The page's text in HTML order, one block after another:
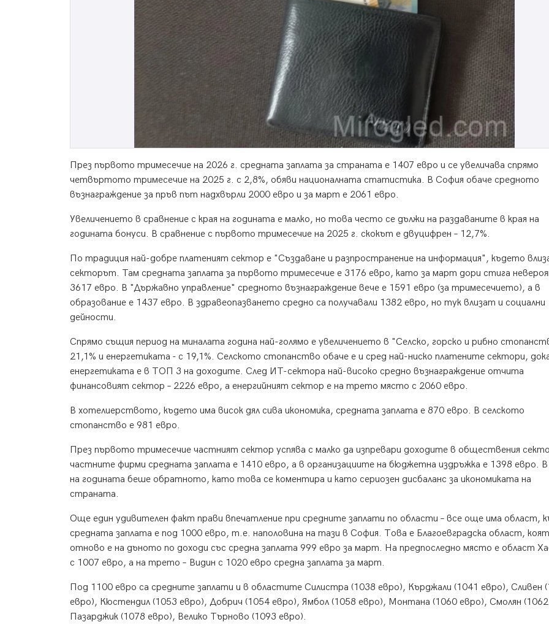
През първото тримесечие на 2026 г. средната заплата за страната e 1407 евро и се увеличава спрямо
четвъртото тримесечие на 2025 г. с 2,8%, обяви националната статистика. В София обаче средното
възнаграждение за пръв път надхвърли 2000 евро и за март е 2061 евро.
Увеличението в сравнение с края на годината е малко, но това често се дължи на раздаваните в края на
годината бонуси. В сравнение с първото тримесечие на 2025 г. скокът е двуцифрен – 12,7%.
По традиция най-добре платеният сектор е "Създаване и разпространение на информация", където
секторът. Там средната заплата за първото тримесечие е 3176 евро, като за март дори стига
3617 евро. В "Държавно управление" средното възнаграждение вече е 1591 евро (за тримесечието), а в
образование е 1437 евро. В здравеопазването средно са получавали 1382 евро, но тук влизат и социални
дейности.
Спрямо същия период на миналата година най-голямо e увеличението в "Селско, горско и рибно
21,1% и енергетиката - с 19,1%. Селското стопанство обаче е и сред най-ниско платените сектори,
енергетиката е в ТОП 3 на доходите. След ИТ-сектора най-високо средно възнаграждение отчита
финансовият сектор – 2226 евро, а енергийният сектор е на трето място с 2060 евро.
В хотелиерството, където има висок дял сива икономика, средната заплата е 870 евро. В селското
стопанство е 981 евро.
През първото тримесечие частният сектор успява с малко да изпревари доходите в обществения
частните фирми средната заплата е 1410 евро, а в организациите на бюджетна издръжка е 1398 евро. В
на годината беше обратното, като това се коментира и като сериозен дисбаланс за икономиката на
страната.
Още един удивителен факт прави впечатление при средните заплати по области – все още има област,
средната заплата е под 1000 евро, т.е. наполовина на тази в София. Това е Благоевградска област,
отново е на дъното по доходи със средна заплата 999 евро за март. На предпоследно място е област
с 1007 евро, а на трето – Видин с 1020 евро средна заплата за март.
Под 1100 евро са средните заплати и в областите Силистра (1038 евро), Кърджали (1041 евро), Сливен
евро), Кюстендил (1053 евро), Добрич (1054 евро), Ямбол (1058 евро), Монтана (1060 евро), Смолян
Пазарджик (1078 евро), Велико Търново (1093 евро).